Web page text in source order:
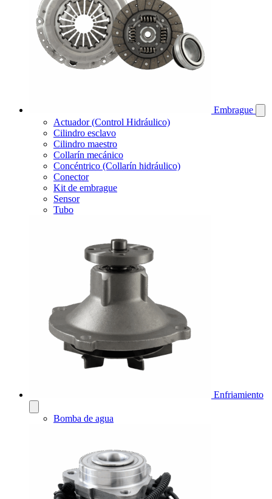
Embrague
Actuador (Control Hidráulico)
Cilindro esclavo
Cilindro maestro
Collarín mecánico
Concéntrico (Collarín hidráulico)
Conector
Kit de embrague
Sensor
Tubo
Enfriamiento
Bomba de agua